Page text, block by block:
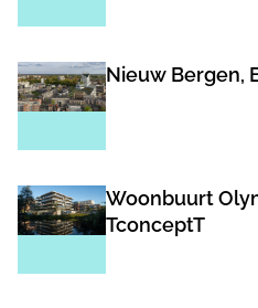
Nieuw Bergen,
Woonbuurt
TconceptT